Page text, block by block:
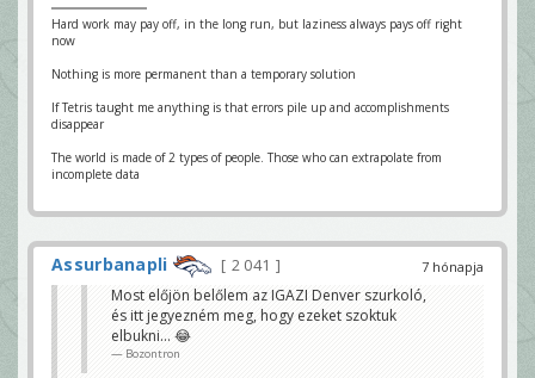
Hard work may pay off, in the long run, but laziness always pays off right
now
Nothing is more permanent than a temporary solution
If Tetris taught me anything is that errors pile up and accomplishments
disappear
The world is made of 2 types of people. Those who can extrapolate from
incomplete data
7 hónapja
Assurbanapli
2 041
Most előjön belőlem az IGAZI Denver szurkoló,
és itt jegyezném meg, hogy ezeket szoktuk
elbukni… 😂
Bozontron